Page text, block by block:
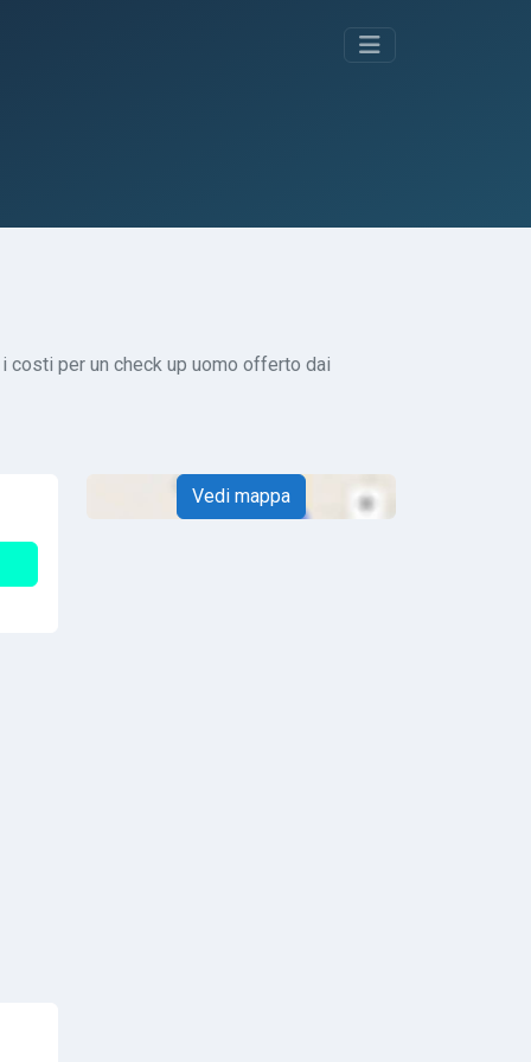
per un check up uomo offerto dai
Vedi mappa